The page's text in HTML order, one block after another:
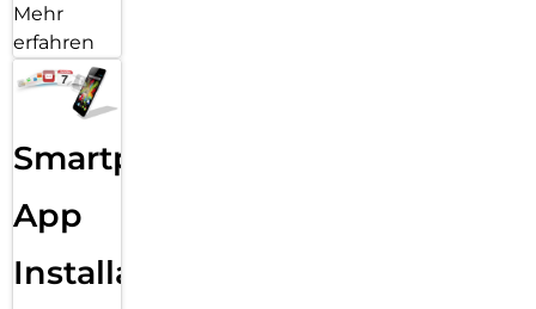
Mehr
erfahren
Smartphone
App
Installation